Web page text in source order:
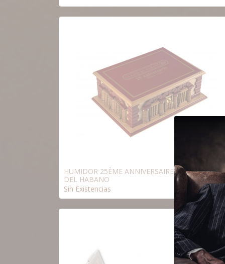
HUMIDOR 25ÈME ANNIVERSAIRE DE LA CASA
DEL HABANO
Sin Existencias